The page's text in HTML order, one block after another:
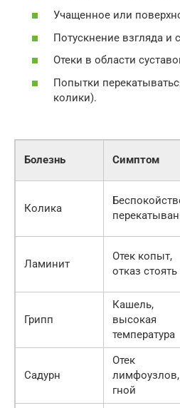
Учащенное или
Потускнение взгляда и
Отеки в области
Попытки
колики).
Болезнь Симптом
Колика
Ламинит
Отек копыт,
отказ стоять
Грипп
Кашель,
высокая
температура
Садурн
Отек
лимфоузлов,
гной